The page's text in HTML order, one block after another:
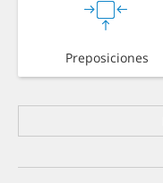
Preposiciones